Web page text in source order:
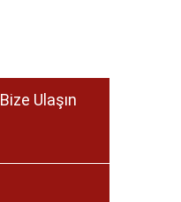
Bize Ulaşın